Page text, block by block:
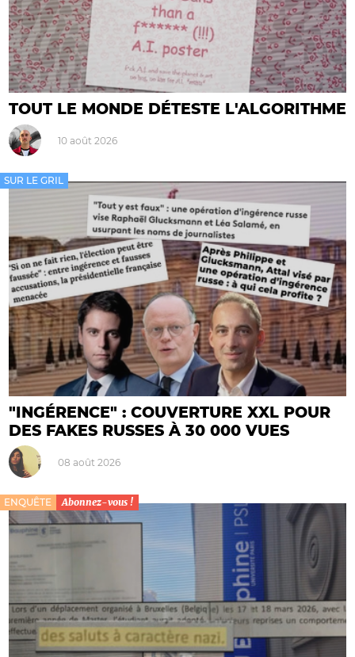
TOUT LE MONDE DÉTESTE L'ALGORITHME
10 août 2026
SUR LE GRIL
"INGÉRENCE" : COUVERTURE XXL POUR
DES FAKES RUSSES À 30 000 VUES
08 août 2026
ENQUÊTE Abonnez-vous !